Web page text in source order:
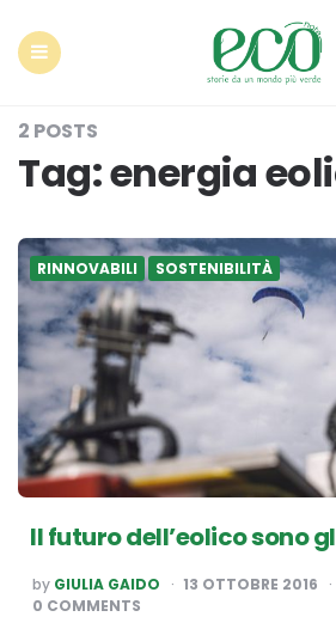
2 POSTS
Tag:energia
RINNOVABILI SOSTENIBILITÀ
Il futuro dell’eolico sono
POSTED
BY
by GIULIA GAIDO 13 OTTOBRE 2016
0 COMMENTS